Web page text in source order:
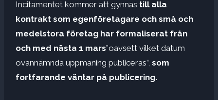
Incitamentet kommer att gynnas till alla
kontrakt som egenföretagare och små och
medelstora företag har formaliserat från
och med nästa 1 mars”oavsett vilket datum
ovannämnda uppmaning publiceras”, som
fortfarande väntar på publicering.